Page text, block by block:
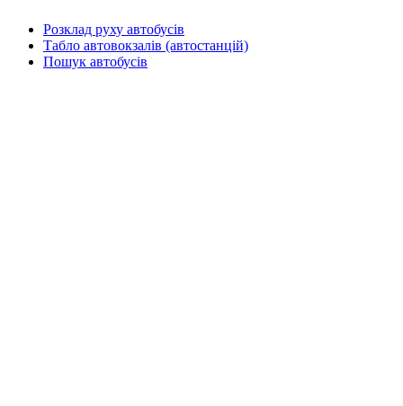
Розклад руху автобусів
Табло автовокзалів (автостанцій)
Пошук автобусів